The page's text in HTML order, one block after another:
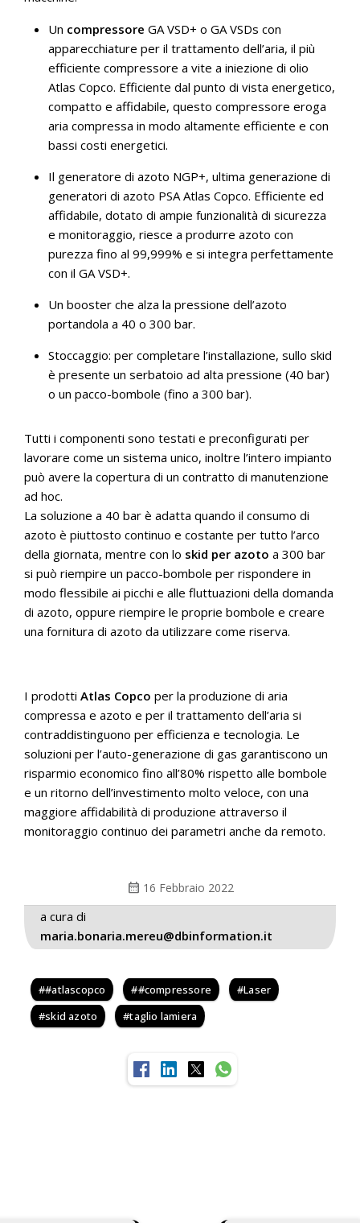
Un compressore GA VSD+ o GA VSDs con
apparecchiature per il trattamento dell’aria, il più
efficiente compressore a vite a iniezione di olio
Atlas Copco. Efficiente dal punto di vista energetico,
compatto e affidabile, questo compressore eroga
aria compressa in modo altamente efficiente e con
bassi costi energetici.
Il generatore di azoto NGP+, ultima generazione di
generatori di azoto PSA Atlas Copco. Efficiente ed
affidabile, dotato di ampie funzionalità di sicurezza
e monitoraggio, riesce a produrre azoto con
purezza fino al 99,999% e si integra perfettamente
con il GA VSD+.
Un booster che alza la pressione dell’azoto
portandola a 40 o 300 bar.
Stoccaggio: per completare l’installazione, sullo skid
è presente un serbatoio ad alta pressione (40 bar)
o un pacco-bombole (fino a 300 bar).
Tutti i componenti sono testati e preconfigurati per
lavorare come un sistema unico, inoltre l’intero impianto
può avere la copertura di un contratto di manutenzione
ad hoc.
La soluzione a 40 bar è adatta quando il consumo di
azoto è piuttosto continuo e costante per tutto l’arco
della giornata, mentre con lo skid per azoto a 300 bar
si può riempire un pacco-bombole per rispondere in
modo flessibile ai picchi e alle fluttuazioni della domanda
di azoto, oppure riempire le proprie bombole e creare
una fornitura di azoto da utilizzare come riserva.
I prodotti Atlas Copco per la produzione di aria
compressa e azoto e per il trattamento dell’aria si
contraddistinguono per efficienza e tecnologia. Le
soluzioni per l’auto-generazione di gas garantiscono un
risparmio economico fino all’80% rispetto alle bombole
e un ritorno dell’investimento molto veloce, con una
maggiore affidabilità di produzione attraverso il
monitoraggio continuo dei parametri anche da remoto.
calendar_month 16 Febbraio 2022
a cura di
maria.bonaria.mereu@dbinformation.it
#atlascopco #compressore
Laser
skid azoto
taglio lamiera